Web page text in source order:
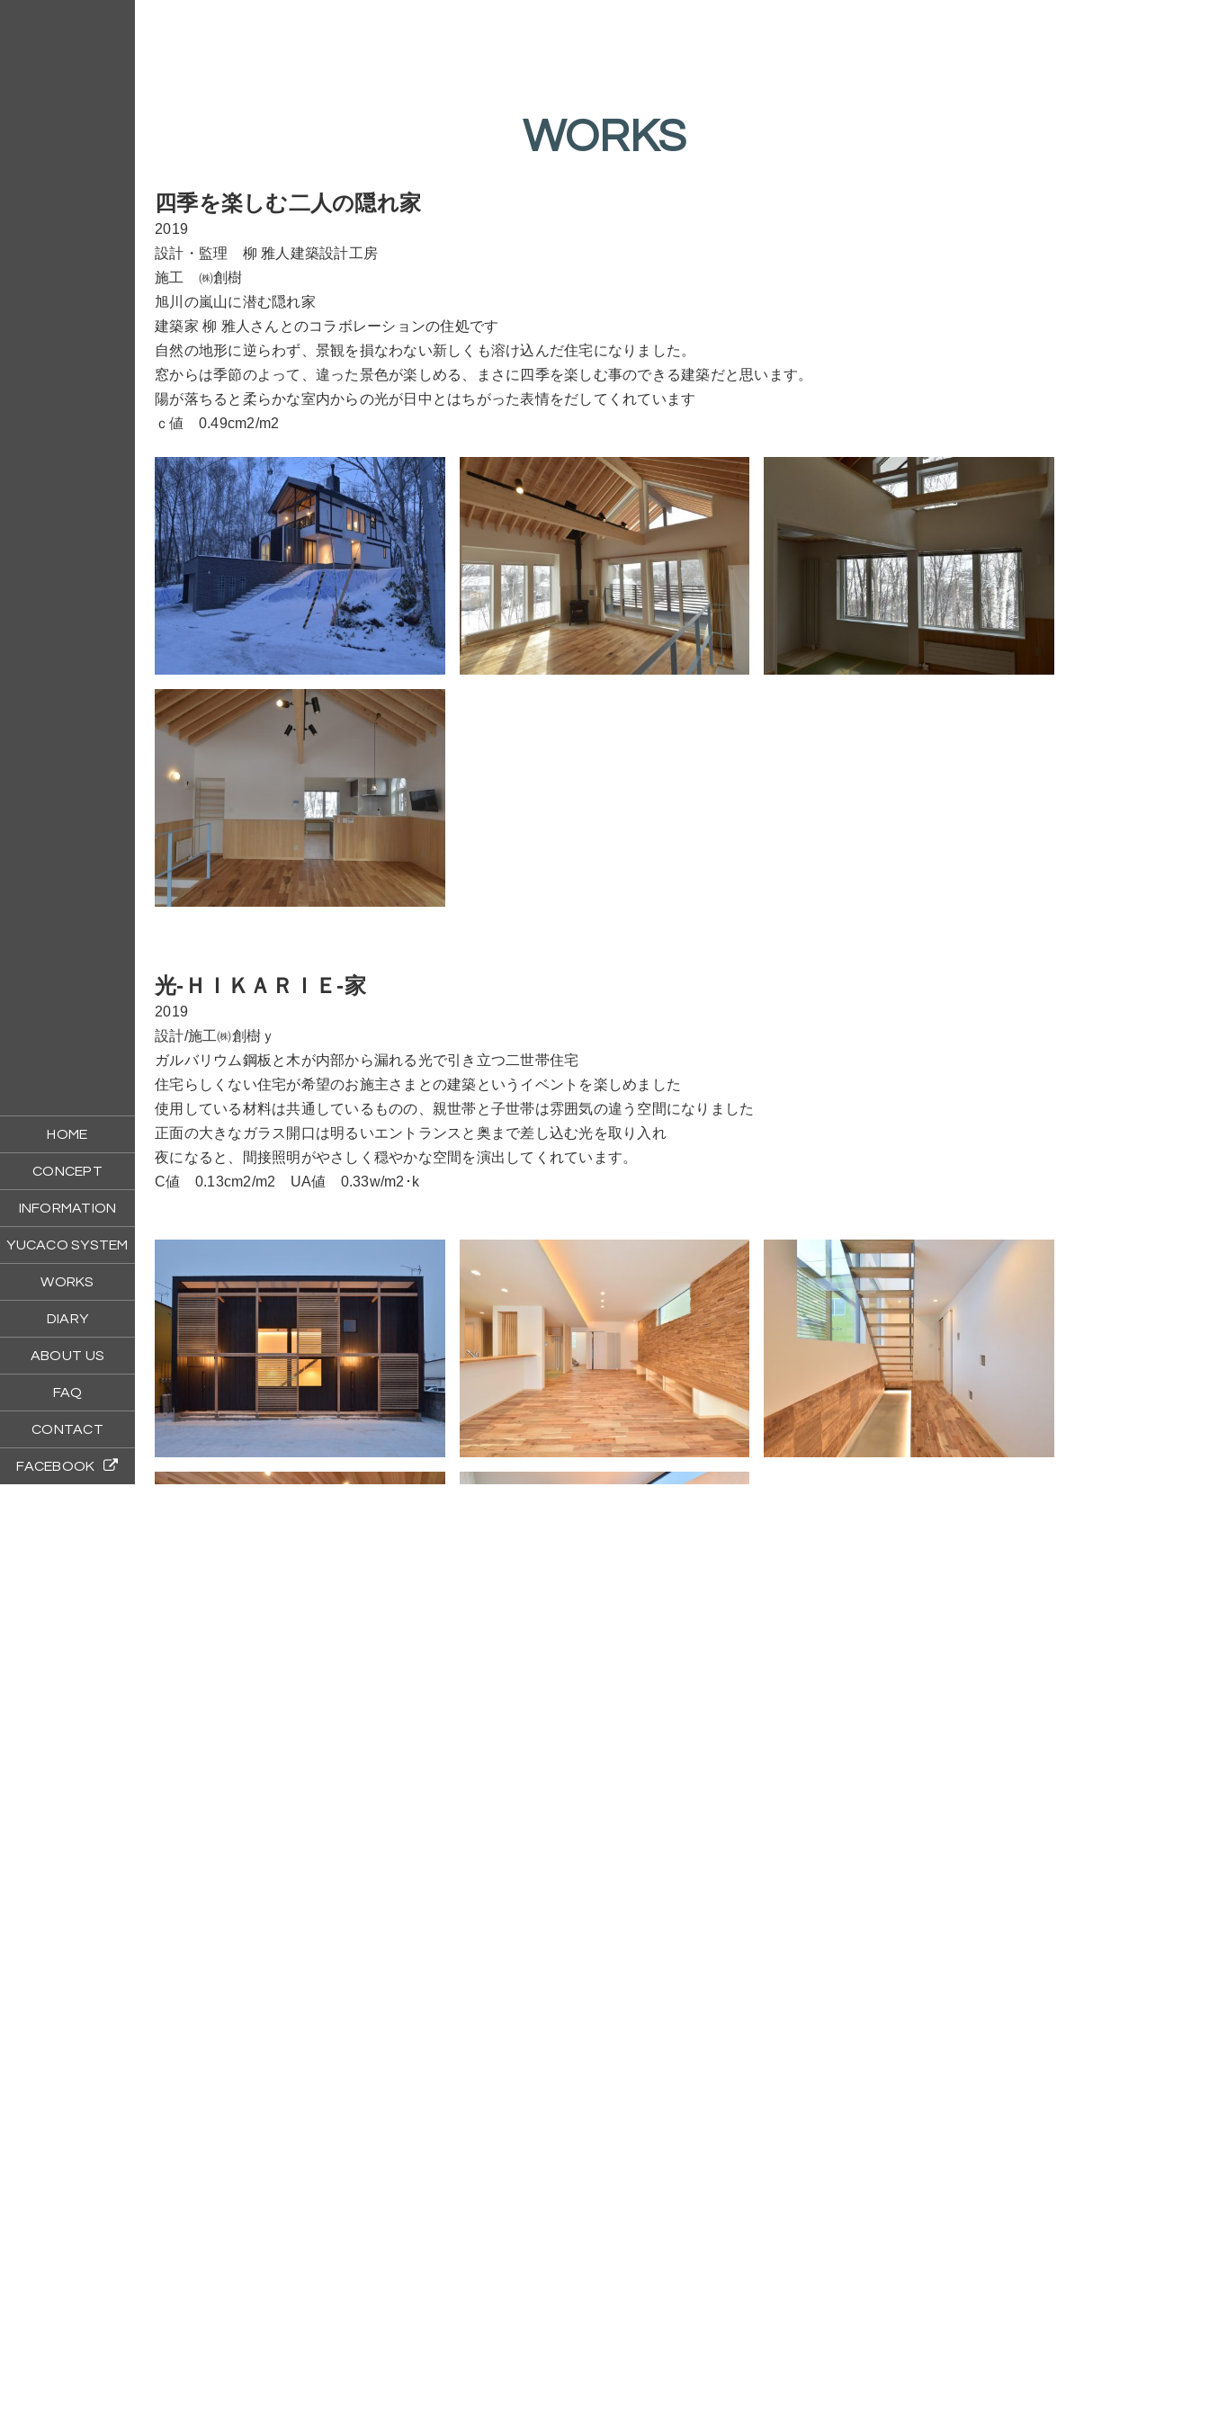
WORKS
四季を楽しむ二人の隠れ家
2019
設計・監理 柳 雅人建築設計工房
施工 ㈱創樹
旭川の嵐山に潜む隠れ家
建築家 柳 雅人さんとのコラボレーションの住処です
自然の地形に逆らわず、景観を損なわない新しくも溶け込んだ住宅になりました。
窓からは季節のよって、違った景色が楽しめる、まさに四季を楽しむ事のできる建築だと思います。
陽が落ちると柔らかな室内からの光が日中とはちがった表情をだしてくれています
ｃ値 0.49cm2/m2
光‐ＨＩＫＡＲＩＥ‐家
2019
設計/施工㈱創樹ｙ
ガルバリウム鋼板と木が内部から漏れる光で引き立つ二世帯住宅
住宅らしくない住宅が希望のお施主さまとの建築というイベントを楽しめました
使用している材料は共通しているものの、親世帯と子世帯は雰囲気の違う空間になりました
正面の大きなガラス開口は明るいエントランスと奥まで差し込む光を取り入れ
夜になると、間接照明がやさしく穏やかな空間を演出してくれています。
C値 0.13cm2/m2 UA値 0.33w/m2･k
HOME
CONCEPT
INFORMATION
YUCACO SYSTEM
WORKS
DIARY
ABOUT US
FAQ
CONTACT
FACEBOOK